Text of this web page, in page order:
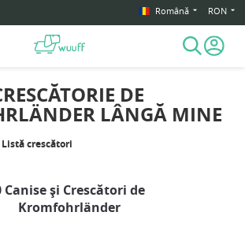
Română RON
Listă crescători
DE
LÂNGĂ MINE
Canise și Crescători de
Kromfohrländer